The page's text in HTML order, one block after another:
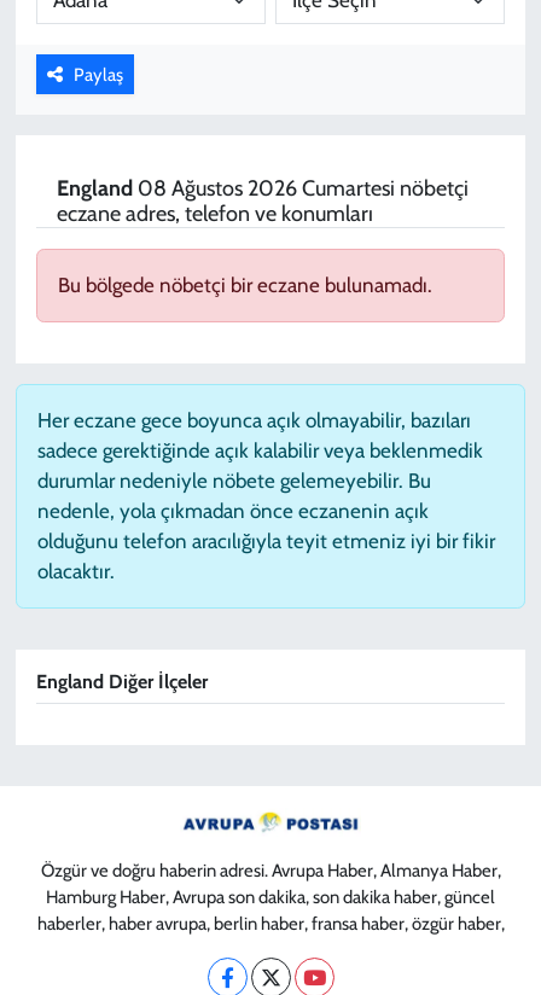
Paylaş
England08 Ağustos 2026 Cumartesi nöbetçi
eczane adres, telefon ve konumları
Bu bölgede nöbetçi bir eczane bulunamadı.
Her eczane gece boyunca açık olmayabilir, bazıları
sadece gerektiğinde açık kalabilir veya beklenmedik
durumlar nedeniyle nöbete gelemeyebilir. Bu
nedenle, yola çıkmadan önce eczanenin açık
olduğunu telefon aracılığıyla teyit etmeniz iyi bir fikir
olacaktır.
England Diğer İlçeler
Özgür ve doğru haberin adresi. Avrupa Haber, Almanya Haber,
Hamburg Haber, Avrupa son dakika, son dakika haber, güncel
haberler, haber avrupa, berlin haber, fransa haber, özgür haber,